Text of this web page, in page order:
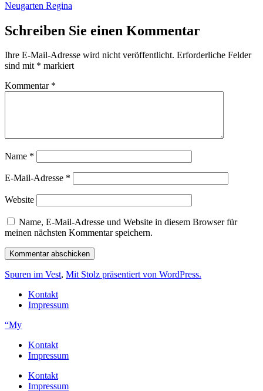
Beitrag:
Neugarten Regina
Schreiben Sie einen Kommentar
Ihre E-Mail-Adresse wird nicht veröffentlicht. Erforderliche Felder
sind mit * markiert
Kommentar *
Name *
E-Mail-Adresse *
Website
Name, E-Mail-Adresse und Website in diesem Browser für
meinen nächsten Kommentar speichern.
Spuren im Vest, Mit Stolz präsentiert von WordPress.
Kontakt
Impressum
“My
Kontakt
Impressum
Kontakt
Impressum